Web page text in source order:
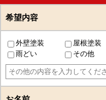
希望内容
外壁塗装 屋根塗装
雨どい
その他